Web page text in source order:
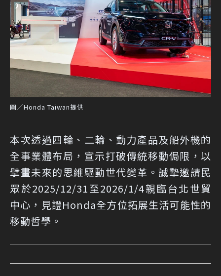
圖／Honda Taiwan提供
本次透過四輪、二輪、動力產品及船外機的
全事業體布局，宣示打破傳統移動侷限，以
擘畫未來的思維驅動世代變革。誠摯邀請民
眾於2025/12/31至2026/1/4親臨台北世貿
中心，見證Honda全方位拓展生活可能性的
移動哲學。